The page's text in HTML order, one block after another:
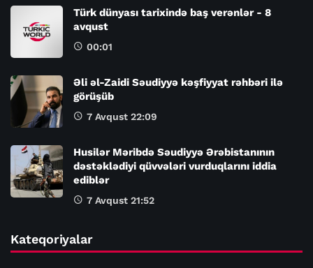
Türk dünyası tarixində baş verənlər - 8
avqust
00:01
Əli əl-Zaidi Səudiyyə kəşfiyyat rəhbəri ilə
görüşüb
7 Avqust 22:09
Husilər Məribdə Səudiyyə Ərəbistanının
dəstəklədiyi qüvvələri vurduqlarını iddia
ediblər
7 Avqust 21:52
Kateqoriyalar